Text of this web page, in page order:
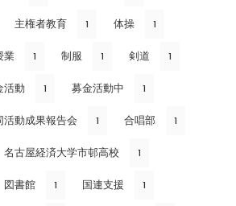
主権者教育 1 体操 1
業 1 制服 1 剣道 1
活動 1 募金活動中 1
活動成果報告会 1 合唱部 1
名古屋経済大学市邨高校 1
図書館 1 国連支援 1